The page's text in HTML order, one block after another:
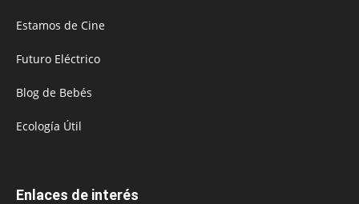
Estamos de Cine
Futuro Eléctrico
Blog de Bebés
Ecología Útil
Enlaces de interés